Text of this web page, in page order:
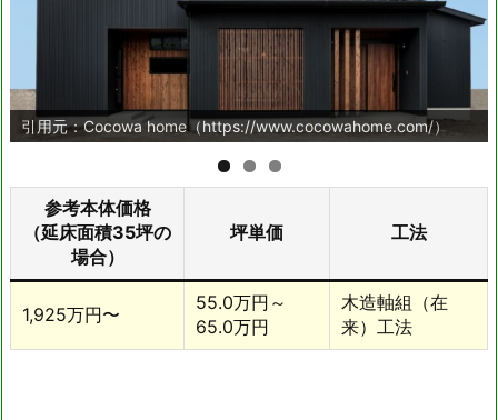
引用元：Cocowa home（https://www.cocowahome.com/）
参考本体価格
（延床面積35坪の
場合）
坪単価 工法
1,925万円〜
55.0万円～
65.0万円
木造軸組（在
来）工法